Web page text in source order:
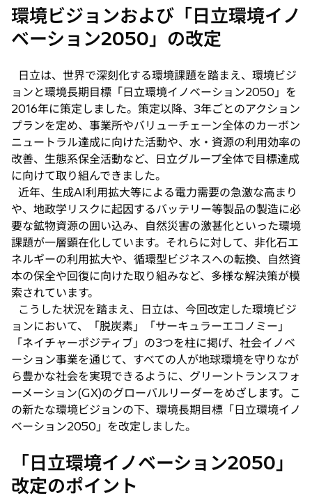
環境ビジョンおよび「日立環境イノ
ベーション2050」の改定
日立は、世界で深刻化する環境課題を踏まえ、環境ビジ
ョンと環境長期目標「日立環境イノベーション2050」を
2016年に策定しました。策定以降、3年ごとのアクション
プランを定め、事業所やバリューチェーン全体のカーボン
ニュートラル達成に向けた活動や、水・資源の利用効率の
改善、生態系保全活動など、日立グループ全体で目標達成
に向けて取り組んできました。
近年、生成AI利用拡大等による電力需要の急激な高まり
や、地政学リスクに起因するバッテリー等製品の製造に必
要な鉱物資源の囲い込み、自然災害の激甚化といった環境
課題が一層顕在化しています。それらに対して、非化石エ
ネルギーの利用拡大や、循環型ビジネスへの転換、自然資
本の保全や回復に向けた取り組みなど、多様な解決策が模
索されています。
こうした状況を踏まえ、日立は、今回改定した環境ビジ
ョンにおいて、「脱炭素」「サーキュラーエコノミー」
「ネイチャーポジティブ」の3つを柱に掲げ、社会イノベ
ーション事業を通じて、すべての人が地球環境を守りなが
ら豊かな社会を実現できるように、グリーントランスフォ
ーメーション(GX)のグローバルリーダーをめざします。こ
の新たな環境ビジョンの下、環境長期目標「日立環境イノ
ベーション2050」を改定しました。
「日立環境イノベーション2050」
改定のポイント